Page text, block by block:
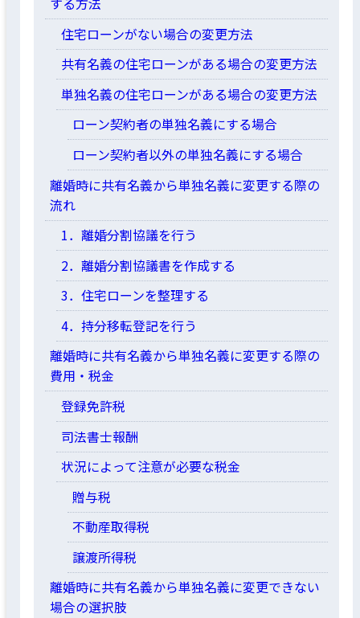
住宅ローンがない場合の変更方法
共有名義の住宅ローンがある場合の変更方法
単独名義の住宅ローンがある場合の変更方法
ローン契約者の単独名義にする場合
ローン契約者以外の単独名義にする場合
離婚時に共有名義から単独名義に変更する際の
流れ
1．離婚分割協議を行う
2．離婚分割協議書を作成する
3．住宅ローンを整理する
4．持分移転登記を行う
離婚時に共有名義から単独名義に変更する際の
費用・税金
登録免許税
司法書士報酬
状況によって注意が必要な税金
贈与税
不動産取得税
譲渡所得税
離婚時に共有名義から単独名義に変更できない
場合の選択肢